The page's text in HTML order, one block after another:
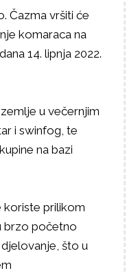
Čazma vršiti će
komaraca na
14. lipnja 2022.
u večernjim
i swinfog, te
na bazi
koriste prilikom
brzo početno
što u